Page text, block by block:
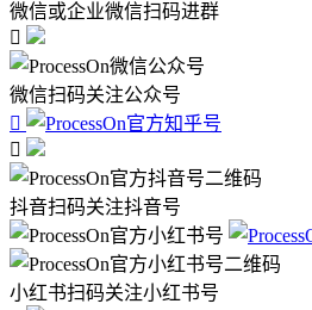
微信或企业微信扫码进群

微信扫码关注公众号


抖音扫码关注抖音号
小红书扫码关注小红书号